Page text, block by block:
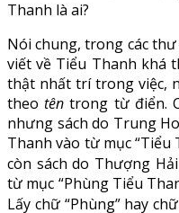
Thanh là ai?
Nói chung, trong các
viết về Tiểu Thanh khá
thật nhất trí trong việc,
theotên trong từ điển.
nhưng sách do Trung
Thanh vào từ mục
còn sách do Thượng
từ mục “Phùng Tiểu
Lấy chữ “Phùng” hay